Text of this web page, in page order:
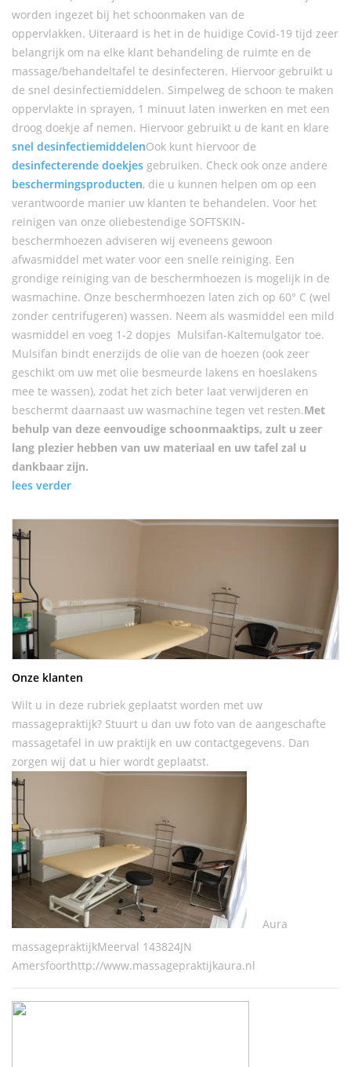
worden ingezet bij het schoonmaken van de
oppervlakken. Uiteraard is het in de huidige Covid-19 tijd zeer
belangrijk om na elke klant behandeling de ruimte en de
massage/behandeltafel te desinfecteren. Hiervoor gebruikt u
de snel desinfectiemiddelen. Simpelweg de schoon te maken
oppervlakte in sprayen, 1 minuut laten inwerken en met een
droog doekje af nemen. Hiervoor gebruikt u de kant en klare
snel desinfectiemiddelenOok kunt hiervoor de
desinfecterende doekjes gebruiken. Check ook onze andere
beschermingsproducten, die u kunnen helpen om op een
verantwoorde manier uw klanten te behandelen. Voor het
reinigen van onze oliebestendige SOFTSKIN-
beschermhoezen adviseren wij eveneens gewoon
afwasmiddel met water voor een snelle reiniging. Een
grondige reiniging van de beschermhoezen is mogelijk in de
wasmachine. Onze beschermhoezen laten zich op 60° C (wel
zonder centrifugeren) wassen. Neem als wasmiddel een mild
wasmiddel en voeg 1-2 dopjes Mulsifan-Kaltemulgator toe.
Mulsifan bindt enerzijds de olie van de hoezen (ook zeer
geschikt om uw met olie besmeurde lakens en hoeslakens
mee te wassen), zodat het zich beter laat verwijderen en
beschermt daarnaast uw wasmachine tegen vet resten.Met
behulp van deze eenvoudige schoonmaaktips, zult u zeer
lang plezier hebben van uw materiaal en uw tafel zal u
dankbaar zijn.
lees verder
Onze klanten
Wilt u in deze rubriek geplaatst worden met uw
massagepraktijk? Stuurt u dan uw foto van de aangeschafte
massagetafel in uw praktijk en uw contactgegevens. Dan
zorgen wij dat u hier wordt geplaatst.
Aura
massagepraktijkMeerval 143824JN
Amersfoorthttp://www.massagepraktijkaura.nl